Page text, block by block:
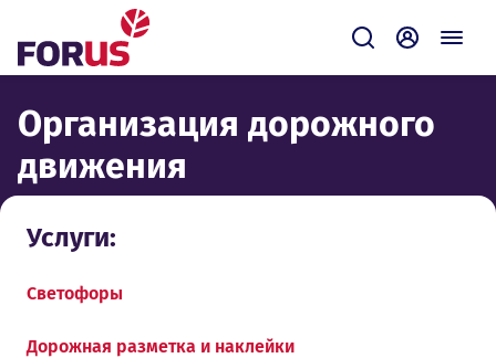
Отправить
Организация дорожного
движения
Услуги:
Светофоры
Дорожная разметка и наклейки